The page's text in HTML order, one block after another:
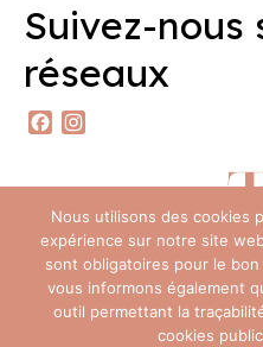
Suivez-nous
réseaux
Facebook
Foire Aux Questions
Nous utilisons des cookies
expérience sur notre site
sont obligatoires pour le
vous informons également
outil permettant la
cookies